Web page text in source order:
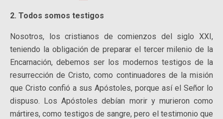
2. Todos somos testigos
Nosotros, los cristianos de comienzos del siglo XXI,
teniendo la obligación de preparar el tercer milenio de la
Encarnación, debemos ser los modernos testigos de la
resurrección de Cristo, como continuadores de la misión
que Cristo confió a sus Apóstoles, porque así el Señor lo
dispuso. Los Apóstoles debían morir y murieron como
mártires, como testigos de sangre, pero el testimonio que